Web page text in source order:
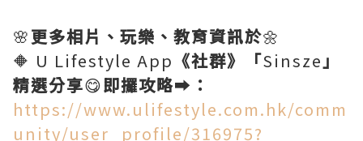
🌸更多相片、玩樂、教育資訊於🌼
🔶 U Lifestyle App 《社群》「Sinsze 」
精選分享😋即攞攻略➡️ ：
https://www.ulifestyle.com.hk/comm
unity/user_profile/316975?